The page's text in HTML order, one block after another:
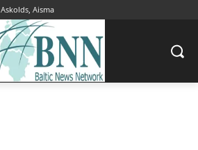
Askolds, Aisma